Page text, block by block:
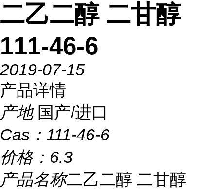
二乙二醇 二甘醇
111-46-6
2019-07-15
产品详情
产地 国产/进口
Cas： 111-46-6
价格： 6.3
产品名称二乙二醇 二甘醇